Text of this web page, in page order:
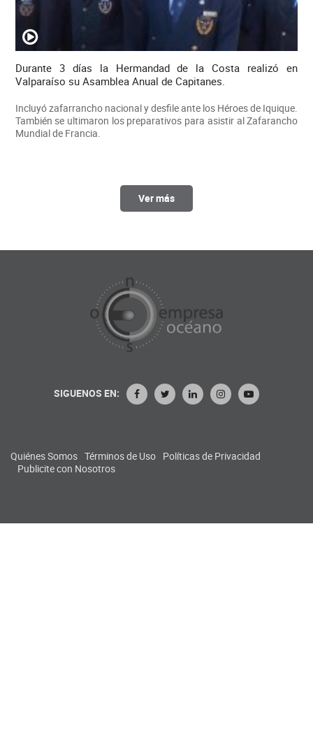
Durante 3 días la Hermandad de la Costa realizó en
Valparaíso su Asamblea Anual de Capitanes.
Incluyó zafarrancho nacional y desfile ante los Héroes de Iquique.
También se ultimaron los preparativos para asistir al Zafarancho
Mundial de Francia.
Ver más
SIGUENOS EN:
Quiénes Somos Términos de Uso Políticas de Privacidad
Publicite con Nosotros